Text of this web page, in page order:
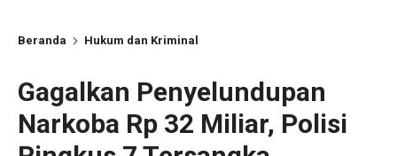
Beranda Hukum dan Kriminal
Gagalkan Penyelundupan
Narkoba Rp 32 Miliar, Polisi